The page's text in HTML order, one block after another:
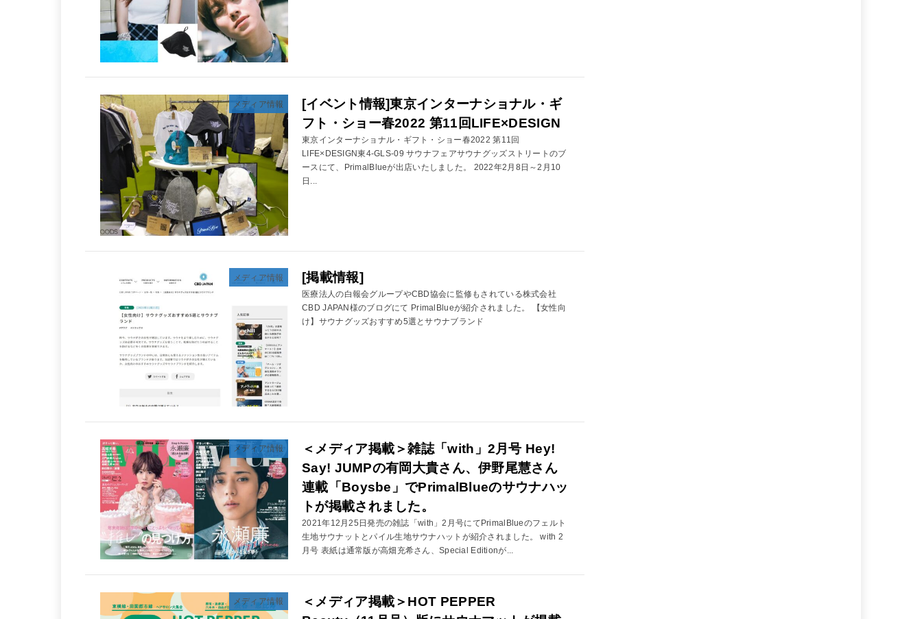
メディア情報
[イベント情報]東京インターナショナル・ギ
フト・ショー春2022 第11回LIFE×DESIGN
東京インターナショナル・ギフト・ショー春2022 第11回
LIFE×DESIGN東4-GLS-09 サウナフェアサウナグッズストリートのブ
ースにて、PrimalBlueが出店いたしました。 2022年2月8日～2月10
日...
メディア情報 [掲載情報]
医療法人の白報会グループやCBD協会に監修もされている株式会社
CBD JAPAN様のブログにて PrimalBlueが紹介されました。 【女性向
け】サウナグッズおすすめ5選とサウナブランド
メディア情報
＜メディア掲載＞雑誌「with」2月号 Hey!
Say! JUMPの有岡大貴さん、伊野尾慧さん
連載「Boysbe」でPrimalBlueのサウナハッ
トが掲載されました。
2021年12月25日発売の雑誌「with」2月号にてPrimalBlueのフェルト
生地サウナットとパイル生地サウナハットが紹介されました。 with 2
月号 表紙は通常版が高畑充希さん、Special Editionが...
メディア情報
＜メディア掲載＞HOT PEPPER